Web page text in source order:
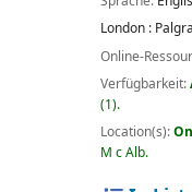
London :
Online-
Verfügbarkeit:
(1).
Location(s):
M c Alb.